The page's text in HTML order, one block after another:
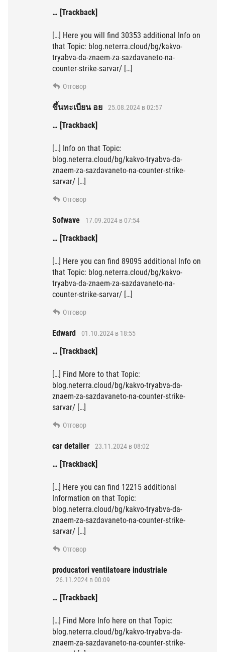
… [Trackback]
[…] Here you will find 30353 additional Info on
that Topic: blog.neterra.cloud/bg/kakvo-
tryabva-da-znaem-za-sazdavaneto-na-
counter-strike-sarvar/ […]
Отговор
ขึ้นทะเบียน อย 25.08.2024 в 02:57
… [Trackback]
[…] Info on that Topic:
blog.neterra.cloud/bg/kakvo-tryabva-da-
znaem-za-sazdavaneto-na-counter-strike-
sarvar/ […]
Отговор
Sofwave 17.09.2024 в 07:54
… [Trackback]
[…] Here you can find 89095 additional Info on
that Topic: blog.neterra.cloud/bg/kakvo-
tryabva-da-znaem-za-sazdavaneto-na-
counter-strike-sarvar/ […]
Отговор
Edward 01.10.2024 в 18:55
… [Trackback]
[…] Find More to that Topic:
blog.neterra.cloud/bg/kakvo-tryabva-da-
znaem-za-sazdavaneto-na-counter-strike-
sarvar/ […]
Отговор
car detailer 23.11.2024 в 08:02
… [Trackback]
[…] Here you can find 12215 additional
Information on that Topic:
blog.neterra.cloud/bg/kakvo-tryabva-da-
znaem-za-sazdavaneto-na-counter-strike-
sarvar/ […]
Отговор
producatori ventilatoare industriale
26.11.2024 в 00:09
… [Trackback]
[…] Find More Info here on that Topic:
blog.neterra.cloud/bg/kakvo-tryabva-da-
znaem-za-sazdavaneto-na-counter-strike-